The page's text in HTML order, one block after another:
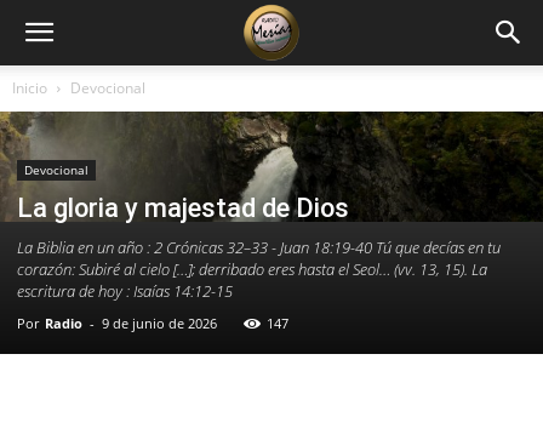
Inicio Devocional
Devocional
La gloria y majestad de Dios
La Biblia en un año : 2 Crónicas 32–33 - Juan 18:19-40 Tú que decías en tu
corazón: Subiré al cielo […]; derribado eres hasta el Seol… (vv. 13, 15). La
escritura de hoy : Isaías 14:12-15
Por Radio - 9 de junio de 2026 147